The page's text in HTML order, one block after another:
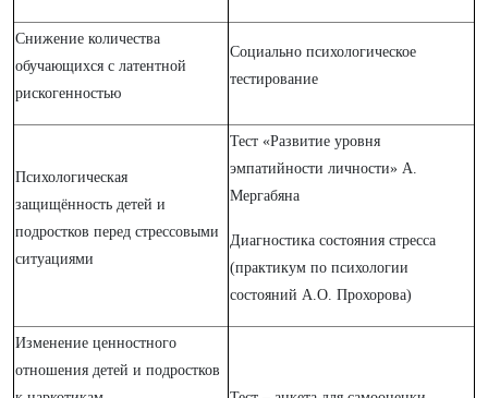
Снижение количества
обучающихся с латентной
рискогенностью
Социально психологическое
тестирование
Психологическая
защищённость детей и
подростков перед стрессовыми
ситуациями
Тест «Развитие уровня
эмпатийности личности» А.
Мергабяна
Диагностика состояния стресса
(практикум по психологии
состояний А.О. Прохорова)
Изменение ценностного
отношения детей и подростков